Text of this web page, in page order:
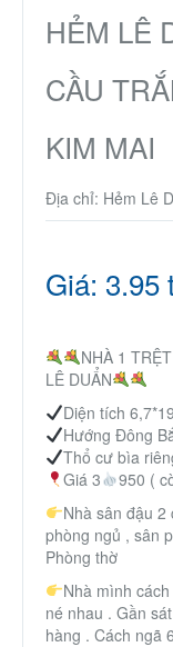
Thành Phố Cà
Ecocity Premia
Liên hệ
HẺM LÊ
CẦU
KIM MAI
Địa chỉ: Hẻm Lê
Giá: 3.95
NHÀ 1
LÊ DUẨN
Diện tích
Hướng Đông
Thổ cư bìa
Giá 3
950 (
Nhà sân đậu
phòng ngủ , sân
Phòng thờ
Nhà mình
né nhau . Gần
hàng . Cách ngã